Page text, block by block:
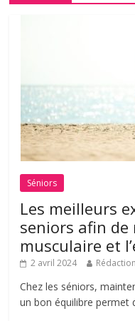
Séniors
Les meilleurs
seniors afin
musculaire et
2 avril 2024 Rédaction
Chez les séniors,
un bon équilibre permet